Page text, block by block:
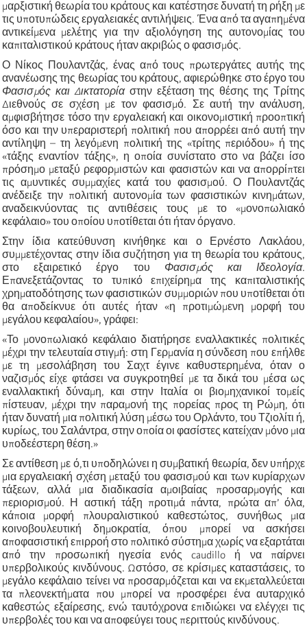
μαρξιστική θεωρία του κράτους και κατέστησε δυνατή τη ρήξη με
τις υποτυπώδεις εργαλειακές αντιλήψεις. Ένα από τα αγαπημένα
αντικείμενα μελέτης για την αξιολόγηση της αυτονομίας του
καπιταλιστικού κράτους ήταν ακριβώς ο φασισμός.
Ο Νίκος Πουλαντζάς, ένας από τους πρωτεργάτες αυτής της
ανανέωσης της θεωρίας του κράτους, αφιερώθηκε στο έργο του
Φασισμός και Δικτατορίαστην εξέταση της θέσης της Τρίτης
Διεθνούς σε σχέση με τον φασισμό. Σε αυτή την ανάλυση,
αμφισβήτησε τόσο την εργαλειακή και οικονομιστική προοπτική
όσο και την υπεραριστερή πολιτική που απορρέει από αυτή την
αντίληψη – τη λεγόμενη πολιτική της «τρίτης περιόδου» ή της
«τάξης εναντίον τάξης», η οποία συνίστατο στο να βάζει ίσο
πρόσημο μεταξύ ρεφορμιστών και φασιστών και να απορρίπτει
τις αμυντικές συμμαχίες κατά του φασισμού. Ο Πουλαντζάς
ανέδειξε την πολιτική αυτονομία των φασιστικών κινημάτων,
αναδεικνύοντας τις αντιθέσεις τους με το «μονοπωλιακό
κεφάλαιο» του οποίου υποτίθεται ότι ήταν όργανο.
Στην ίδια κατεύθυνση κινήθηκε και ο Ερνέστο Λακλάου,
συμμετέχοντας στην ίδια συζήτηση για τη θεωρία του κράτους,
στο εξαιρετικό έργο του Φασισμός και Ιδεολογία.
Επανεξετάζοντας το τυπικό επιχείρημα της καπιταλιστικής
χρηματοδότησης των φασιστικών συμμοριών που υποτίθεται ότι
θα αποδείκνυε ότι αυτές ήταν «η προτιμώμενη μορφή του
μεγάλου κεφαλαίου», γράφει:
«Το μονοπωλιακό κεφάλαιο διατήρησε εναλλακτικές πολιτικές
μέχρι την τελευταία στιγμή: στη Γερμανία η σύνδεση που επήλθε
με τη μεσολάβηση του Σαχτ έγινε καθυστερημένα, όταν ο
ναζισμός είχε φτάσει να συγκροτηθεί με τα δικά του μέσα ως
εναλλακτική δύναμη, και στην Ιταλία οι βιομηχανικοί τομείς
πίστευαν, μέχρι την παραμονή της πορείας προς τη Ρώμη, ότι
ήταν δυνατή μια πολιτική λύση μέσω του Ορλάντο, του Τζιολίτι ή,
κυρίως, του Σαλάντρα, στην οποία οι φασίστες κατείχαν μόνο μια
υποδεέστερη θέση.»
Σε αντίθεση με ό,τι υποδηλώνει η συμβατική θεωρία, δεν υπήρχε
μια εργαλειακή σχέση μεταξύ του φασισμού και των κυρίαρχων
τάξεων, αλλά μια διαδικασία αμοιβαίας προσαρμογής και
περιορισμού. Η αστική τάξη προτιμά πάντα, πρώτα απ’ όλα,
κάποια μορφή πλουραλιστικού καθεστώτος, συνήθως μια
κοινοβουλευτική δημοκρατία, όπου μπορεί να ασκήσει
αποφασιστική επιρροή στο πολιτικό σύστημα χωρίς να εξαρτάται
από την προσωπική ηγεσία ενός caudillo ή να παίρνει
υπερβολικούς κινδύνους. Ωστόσο, σε κρίσιμες καταστάσεις, το
μεγάλο κεφάλαιο τείνει να προσαρμόζεται και να εκμεταλλεύεται
τα πλεονεκτήματα που μπορεί να προσφέρει ένα αυταρχικό
καθεστώς εξαίρεσης, ενώ ταυτόχρονα επιδιώκει να ελέγχει τις
υπερβολές του και να αποφεύγει τους περιττούς κινδύνους.